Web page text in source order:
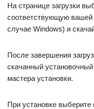
На странице загрузки
соответствующую вашей
случае Windows) и
После завершения
скачанный
мастера установки.
При установке выберите